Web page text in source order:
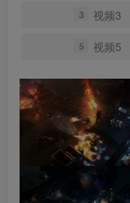
3 视频3
5 视频5